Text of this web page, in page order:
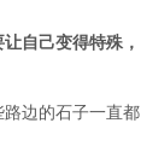
自己变得特殊，
边的石子一直都